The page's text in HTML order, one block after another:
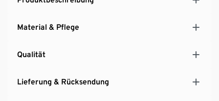
Material & Pflege
Qualität
Lieferung & Rücksendung